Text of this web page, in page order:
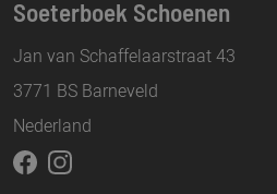
Soeterboek Schoenen
Jan van Schaffelaarstraat 43
3771 BS Barneveld
Nederland